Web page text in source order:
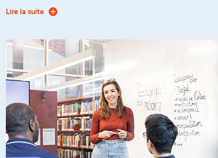
intervenants et intervenantes du milieu scolaire en vue de
soutenir les apprentissages de ces élèves dans différents
spéciale, dénombrement flottant, milieu hospitalier, milieu
postsecondaire, etc.).
Le choix de s'orienter en enseignement primaire ou en
secondaire, vous devrez achever votre formation au
campus de Montréal.
Lire la suite